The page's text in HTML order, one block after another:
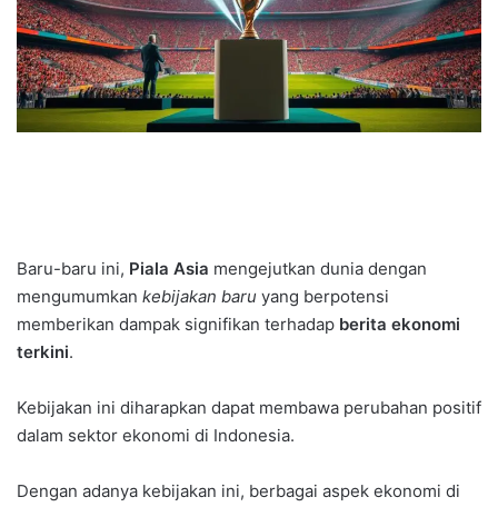
Baru-baru ini, Piala Asia mengejutkan dunia dengan
mengumumkan kebijakan baru yang berpotensi
memberikan dampak signifikan terhadap berita ekonomi
terkini.
Kebijakan ini diharapkan dapat membawa perubahan positif
dalam sektor ekonomi di Indonesia.
Dengan adanya kebijakan ini, berbagai aspek ekonomi di